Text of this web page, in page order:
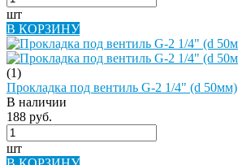
шт
В КОРЗИНУ
(1)
Прокладка под вентиль G-2 1/4" (d 50мм)
В наличии
188 руб.
шт